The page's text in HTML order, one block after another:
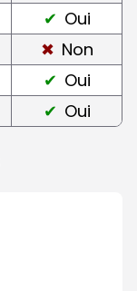
Oui
Non
Oui
Oui